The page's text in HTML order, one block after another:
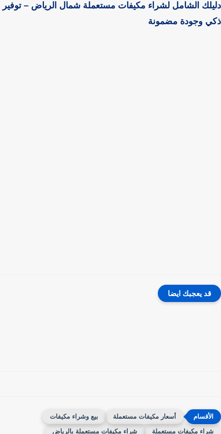
الشامل لشراء مكيفات مستعملة شمال الرياض – توفير
وجودة مضمونة
قد يعجبك ايضا
أسعار مكيفات مستعملة
بيع وشراء مكيفات
مكيفات مستعملة
شراء مكيفات مستعملة بالرياض